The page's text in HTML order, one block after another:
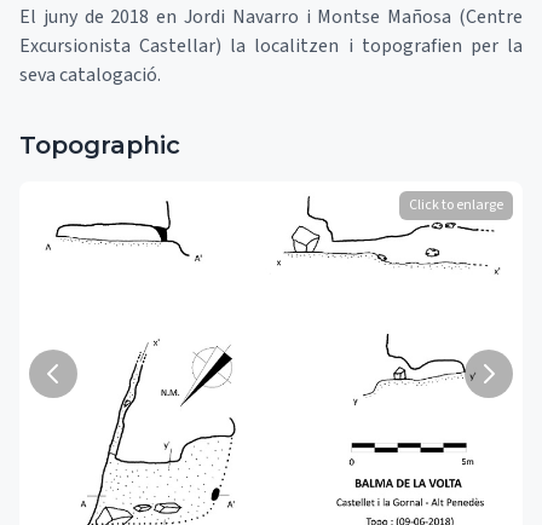
El juny de 2018 en Jordi Navarro i Montse Mañosa (Centre
Excursionista Castellar) la localitzen i topografien per la
seva catalogació.
Topographic
Click to enlarge